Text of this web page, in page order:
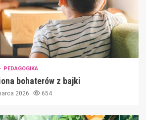
PEDAGOGIKA
bohaterów z bajki
2026 654